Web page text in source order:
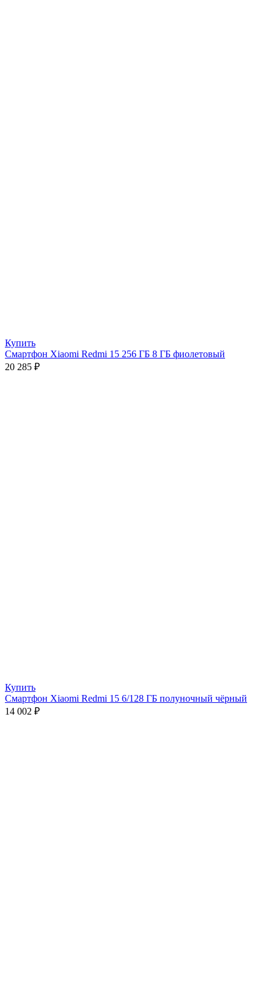
Купить
Смартфон Xiaomi Redmi 15 256 ГБ 8 ГБ фиолетовый
20 285 ₽
Купить
Смартфон Xiaomi Redmi 15 6/128 ГБ полуночный чёрный
14 002 ₽